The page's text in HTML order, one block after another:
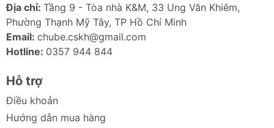
Địa chỉ: Tầng 9 - Tòa nhà K&M, 33 Ung Văn Khiêm,
Phường Thạnh Mỹ Tây, TP Hồ Chí Minh
Email: chube.cskh@gmail.com
Hotline: 0357 944 844
Hỗ trợ
Điều khoản
Hướng dẫn mua hàng